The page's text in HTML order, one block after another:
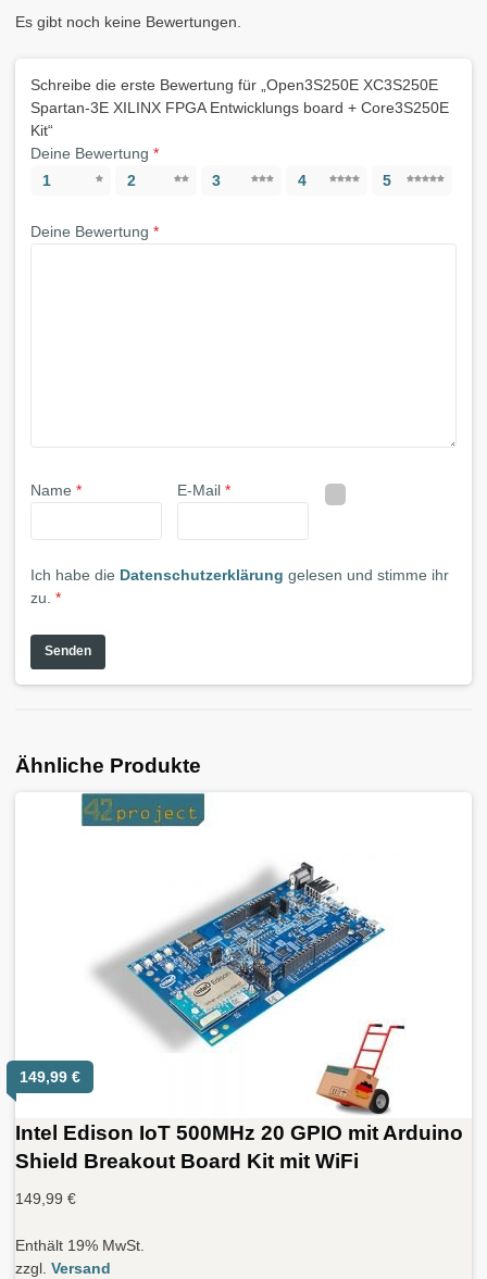
Es gibt noch keine Bewertungen.
Schreibe die erste Bewertung für „Open3S250E XC3S250E
Spartan-3E XILINX FPGA Entwicklungs board + Core3S250E
Kit“
Deine Bewertung *
1
2 3 4 5
Deine Bewertung *
Name * E-Mail*
Ich habe die Datenschutzerklärung gelesen und stimme ihr
zu. *
Ähnliche Produkte
149,99 €
Intel Edison IoT 500MHz 20 GPIO mit Arduino
Shield Breakout Board Kit mit WiFi
149,99 €
Enthält 19% MwSt.
zzgl. Versand